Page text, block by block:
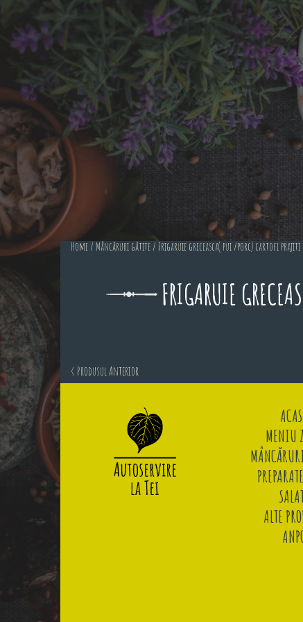
Home / Mâncăruri gătite / Frigaruie greceasca( pui /porc) cartofi
FRIGARUIE
< Produsul Anterior
MENIU
ALTE